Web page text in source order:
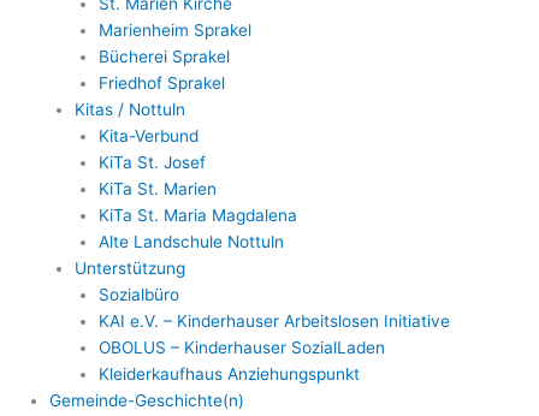
Marienheim Sprakel
Bücherei Sprakel
Friedhof Sprakel
Kitas / Nottuln
Kita-Verbund
KiTa St. Josef
KiTa St. Marien
KiTa St. Maria Magdalena
Alte Landschule Nottuln
Unterstützung
Sozialbüro
KAI e.V. – Kinderhauser Arbeitslosen Initiative
OBOLUS – Kinderhauser SozialLaden
Kleiderkaufhaus Anziehungspunkt
Gemeinde-Geschichte(n)